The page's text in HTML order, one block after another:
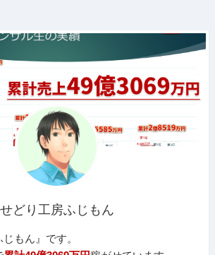
せどり工房ふじもん
もん』です。